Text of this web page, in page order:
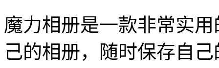
魔力相册是一款非常实用
己的相册，随时保存自